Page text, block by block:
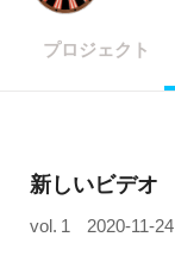
プロジェクト
新しいビデオ
vol. 1 2020-11-24